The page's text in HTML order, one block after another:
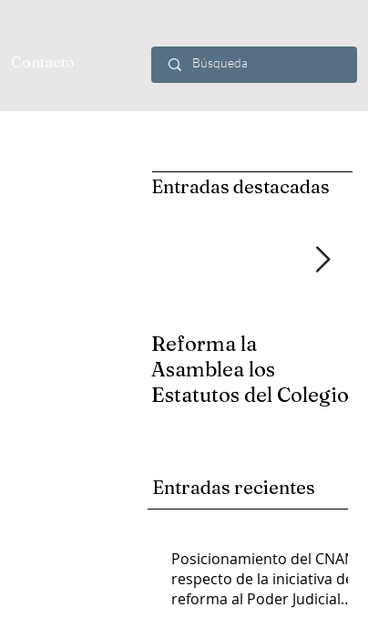
Contacto
Entradas destacadas
Reforma la
Asamblea los
Estatutos del Colegio
Entradas recientes
Posicionamiento del CNAM
respecto de la iniciativa de
reforma al Poder Judicial